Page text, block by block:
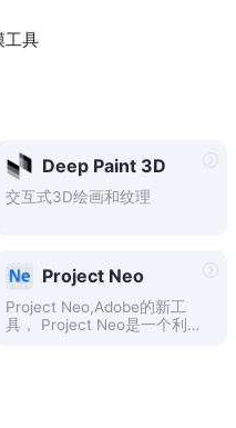
工具
Deep Paint 3D
交互式3D绘画和​​纹理
Project Neo
Project Neo,Adobe的新工
具， Project Neo是一个利用